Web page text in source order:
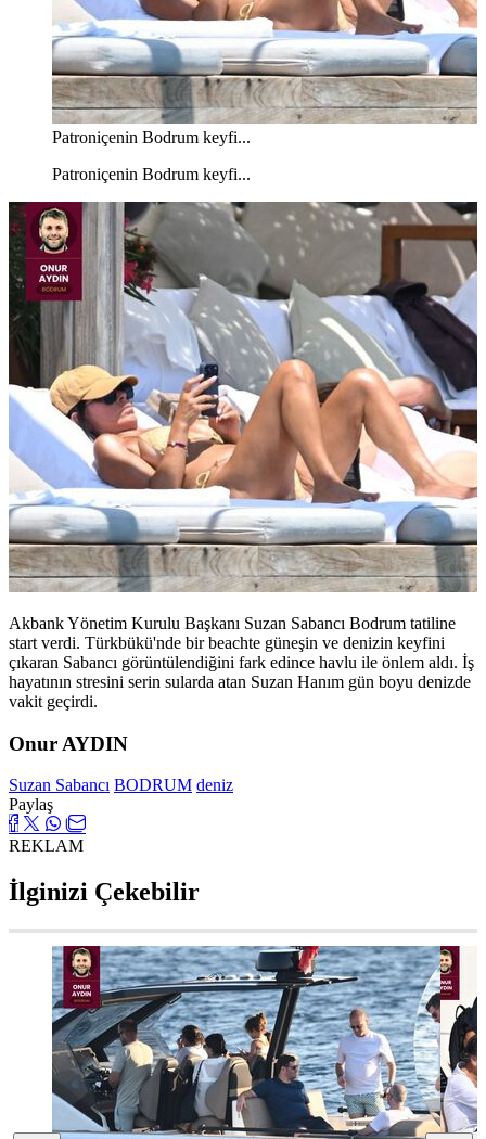
Patroniçenin Bodrum keyfi...
Patroniçenin Bodrum keyfi...
Akbank Yönetim Kurulu Başkanı Suzan Sabancı Bodrum tatiline
start verdi. Türkbükü'nde bir beachte güneşin ve denizin keyfini
çıkaran Sabancı görüntülendiğini fark edince havlu ile önlem aldı. İş
hayatının stresini serin sularda atan Suzan Hanım gün boyu denizde
vakit geçirdi.
Onur AYDIN
Suzan Sabancı BODRUM deniz
Paylaş
REKLAM
İlginizi Çekebilir